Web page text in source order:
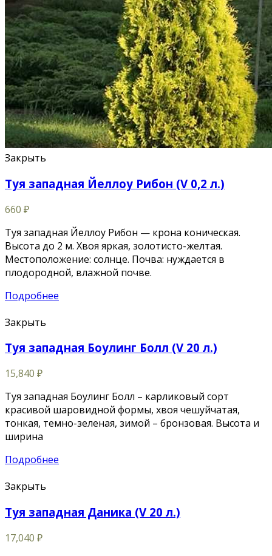
Закрыть
Туя западная Йеллоу Рибон (V 0,2 л.)
660 ₽
Туя западная Йеллоу Рибон — крона коническая.
Высота до 2 м. Хвоя яркая, золотисто-желтая.
Местоположение: солнце. Почва: нуждается в
плодородной, влажной почве.
Подробнее
Закрыть
Туя западная Боулинг Болл (V 20 л.)
15,840 ₽
Туя западная Боулинг Болл – карликовый сорт
красивой шаровидной формы, хвоя чешуйчатая,
тонкая, темно-зеленая, зимой – бронзовая. Высота и
ширина
Подробнее
Закрыть
Туя западная Даника (V 20 л.)
17,040 ₽